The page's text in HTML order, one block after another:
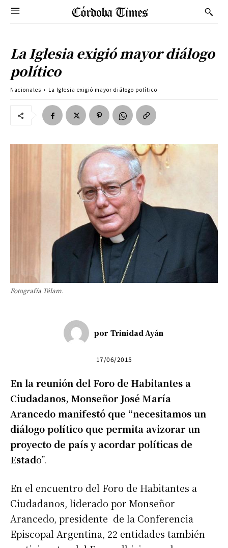
La Iglesia exigió mayor diálogo
político
Nacionales La Iglesia exigió mayor diálogo político
Fotografía Télam.
por Trinidad Ayán
17/06/2015
En la reunión del Foro de Habitantes a
Ciudadanos, Monseñor José María
Arancedo manifestó que “necesitamos un
diálogo político que permita avizorar un
proyecto de país y acordar políticas de
Estado”.
En el encuentro del Foro de Habitantes a
Ciudadanos, liderado por Monseñor
Arancedo, presidente de la Conferencia
Episcopal Argentina, 22 entidades también